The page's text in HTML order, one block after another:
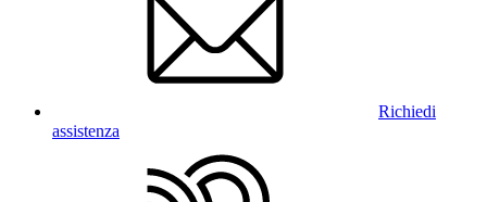
Richiedi
assistenza